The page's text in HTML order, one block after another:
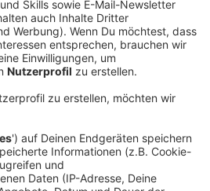
waren alle negativ.
10.02.2021 05:00
und Besucher der
21 Kontaktpersonen des
befinden sich seit Freitag